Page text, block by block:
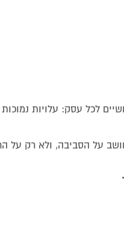
לכל עסק: עלויות
על הסביבה, ולא רק על